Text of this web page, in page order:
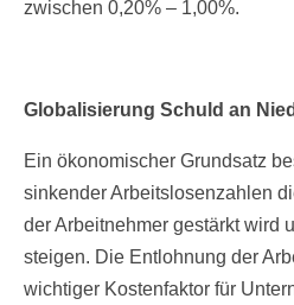
zwischen 0,20% – 1,00%.
Globalisierung Schuld an
Ein ökonomischer Grundsatz
sinkender Arbeitslosenzahlen
der Arbeitnehmer gestärkt wird
steigen. Die Entlohnung der
wichtiger Kostenfaktor für